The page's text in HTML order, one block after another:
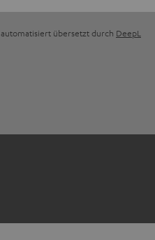
automatisiert übersetzt durch DeepL